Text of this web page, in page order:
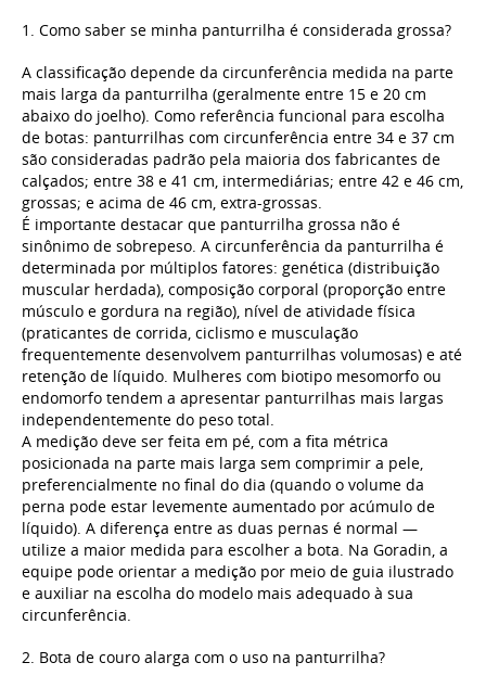
1. Como saber se minha panturrilha é considerada grossa?
A classificação depende da circunferência medida na parte
mais larga da panturrilha (geralmente entre 15 e 20 cm
abaixo do joelho). Como referência funcional para escolha
de botas: panturrilhas com circunferência entre 34 e 37 cm
são consideradas padrão pela maioria dos fabricantes de
calçados; entre 38 e 41 cm, intermediárias; entre 42 e 46 cm,
grossas; e acima de 46 cm, extra-grossas.
É importante destacar que panturrilha grossa não é
sinônimo de sobrepeso. A circunferência da panturrilha é
determinada por múltiplos fatores: genética (distribuição
muscular herdada), composição corporal (proporção entre
músculo e gordura na região), nível de atividade física
(praticantes de corrida, ciclismo e musculação
frequentemente desenvolvem panturrilhas volumosas) e até
retenção de líquido. Mulheres com biotipo mesomorfo ou
endomorfo tendem a apresentar panturrilhas mais largas
independentemente do peso total.
A medição deve ser feita em pé, com a fita métrica
posicionada na parte mais larga sem comprimir a pele,
preferencialmente no final do dia (quando o volume da
perna pode estar levemente aumentado por acúmulo de
líquido). A diferença entre as duas pernas é normal —
utilize a maior medida para escolher a bota. Na Goradin, a
equipe pode orientar a medição por meio de guia ilustrado
e auxiliar na escolha do modelo mais adequado à sua
circunferência.
2. Bota de couro alarga com o uso na panturrilha?